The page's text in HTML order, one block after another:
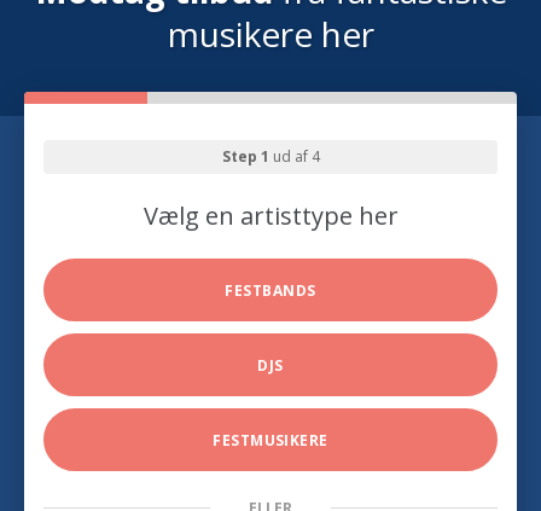
musikere her
Step 1 ud af 4
Vælg en artisttype her
FESTBANDS
DJS
FESTMUSIKERE